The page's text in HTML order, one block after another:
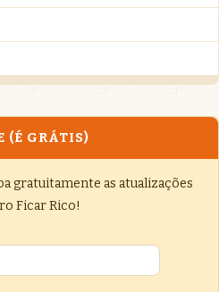
(É GRÁTIS)
gratuitamente as atualizações
Ficar Rico!